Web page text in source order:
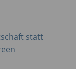
statt